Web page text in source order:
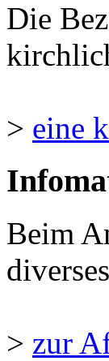
Die
> eine
Beim
> zur